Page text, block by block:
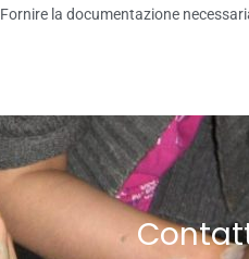
Fornire la documentazione